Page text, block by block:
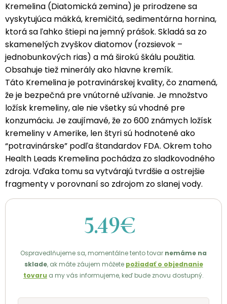
Kremelina (Diatomická zemina) je prirodzene sa
vyskytujúca mäkká, kremičitá, sedimentárna hornina,
ktorá sa ľahko štiepi na jemný prášok. Skladá sa zo
skamenelých zvyškov diatomov (rozsievok –
jednobunkových rias) a má širokú škálu použitia.
Obsahuje tiež minerály ako hlavne kremík.
Táto Kremelina je potravinárskej kvality, čo znamená,
že je bezpečná pre vnútorné užívanie. Je množstvo
ložísk kremeliny, ale nie všetky sú vhodné pre
konzumáciu. Je zaujímavé, že zo 600 známych ložísk
kremeliny v Amerike, len štyri sú hodnotené ako
“potravinárske” podľa štandardov FDA. Okrem toho
Health Leads Kremelina pochádza zo sladkovodného
zdroja. Vďaka tomu sa vytvárajú tvrdšie a ostrejšie
fragmenty v porovnaní so zdrojom zo slanej vody.
5.49€
Ospravedlňujeme sa, momentálne tento tovar nemáme na
sklade, ak máte záujem môžete požiadať o objednanie
tovaru a my vás informujeme, keď bude znovu dostupný.